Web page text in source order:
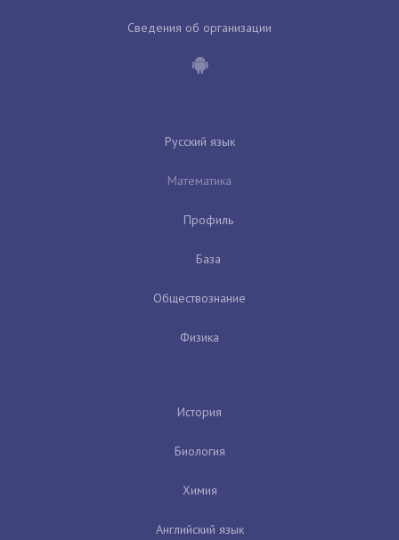
Сведения об организации
Русский язык
Математика
Профиль
База
Обществознание
Физика
История
Биология
Химия
Английский язык